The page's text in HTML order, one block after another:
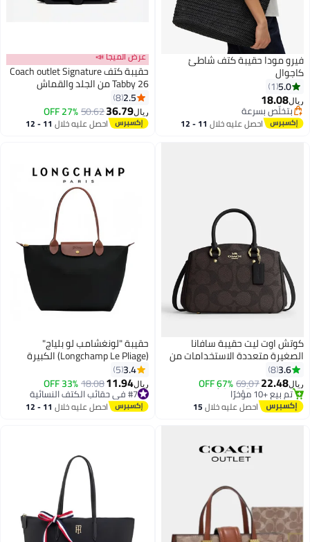
فيرو مودا حقيبة كتف شاطئ
كاجوال
5.0
1
ريال18.08
بتخلّص بسرعة
بتخلّص بسرعةاحصل عليه خلال 11 - 12
عرض الميجا 📣
حقيبة كتف Coach outlet Signature
Tabby 26 من الجلد والقماش
2.5
8
ريال36.79
50.62
27% OFF
احصل عليه خلال 11 - 12
كوتش اوت ليت حقيبة سافانا
الصغيرة متعددة الاستخدامات من
قماش الكانفاس المميز، حقيبة
كتف نسائية، حقيبة كروس بودي
نسائية، حقيبة يد نسائية، حقيبة
تسوق نسائية، لون جوزي-أسود
3.6
8
ريال22.48
69.07
67% OFF
#19 في حقائب الكتف النسائية
أقل سعر في 30 يوم
تم بيع +10 مؤخرًا
#19 في حقائب الكتف النسائية
احصل عليه خلال15
حقيبة "لونغشامب لو بلياج"
(Longchamp Le Pliage) الكبيرة
للنساء – حقيبة كتف ويد خفيفة
الوزن وقابلة للطي، مزودة بسحّاب
ومقابض طويلة – لون أسود/بني
3.4
5
ريال11.94
18.08
33% OFF #7 في حقائب الكتف النسائية
تم بيع +10 مؤخرًا
#7 في حقائب الكتف النسائية احصل عليه خلال 11 - 12